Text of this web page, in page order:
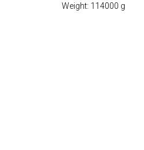
Weight: 114000 g